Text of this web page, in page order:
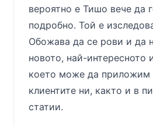
вероятно е Тишо вече да
подробно. Той е
Обожава да се рови и да
новото, най-интересното
което може да приложим
клиентите ни, както и в
статии.